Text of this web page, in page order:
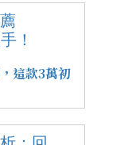
這款3萬初